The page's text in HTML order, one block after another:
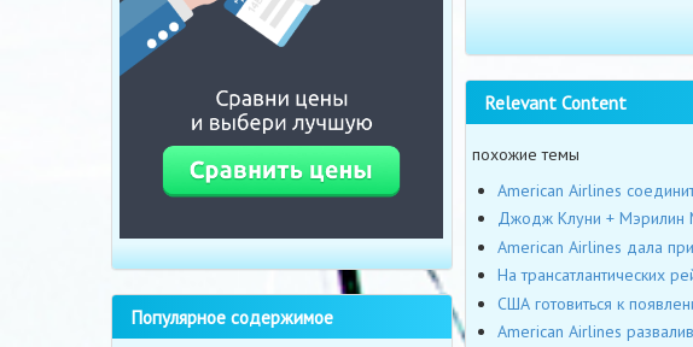
Relevant Content
похожие темы
American Airlines
Джодж Клуни + Мэрилин
American Airlines дала
На трансатлантических
США готовиться к
American Airlines
Популярное содержимое